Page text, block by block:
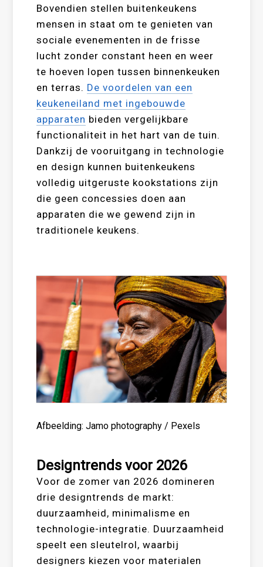
Bovendien stellen buitenkeukens
mensen in staat om te genieten van
sociale evenementen in de frisse
lucht zonder constant heen en weer
te hoeven lopen tussen binnenkeuken
en terras. De voordelen van een
keukeneiland met ingebouwde
apparaten bieden vergelijkbare
functionaliteit in het hart van de tuin.
Dankzij de vooruitgang in technologie
en design kunnen buitenkeukens
volledig uitgeruste kookstations zijn
die geen concessies doen aan
apparaten die we gewend zijn in
traditionele keukens.
Afbeelding: Jamo photography / Pexels
Designtrends voor 2026
Voor de zomer van 2026 domineren
drie designtrends de markt:
duurzaamheid, minimalisme en
technologie-integratie. Duurzaamheid
speelt een sleutelrol, waarbij
designers kiezen voor materialen